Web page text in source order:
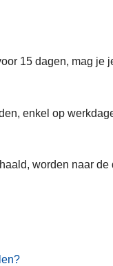
15 dagen, mag je
enkel op
worden naar